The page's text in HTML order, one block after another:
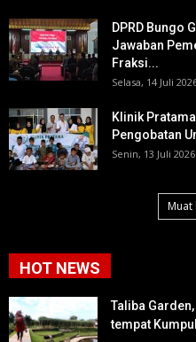
DPRD Bungo
Jawaban
Fraksi...
Selasa, 14 Juli
Klinik
Pengobatan
Senin, 13 Juli 2026
Muat
HOT NEWS
Taliba
tempat